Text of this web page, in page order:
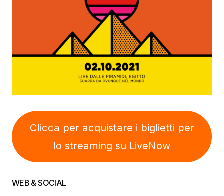
Clicca per acquistare i biglietti per
lo streaming su LiveNow
WEB & SOCIAL